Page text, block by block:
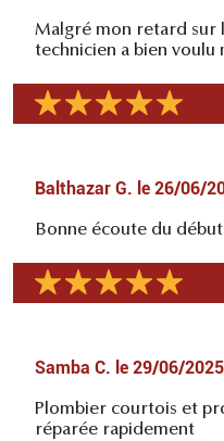
Malgré mon retard sur
technicien a bien voulu
Balthazar G. le 26/06/
Bonne écoute du
Samba C. le 29/06/2025
Plombier courtois et
réparée rapidement